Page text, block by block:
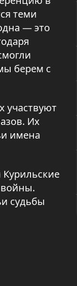
теми
— это
берем с
участвуют
Их
имена
судьбы